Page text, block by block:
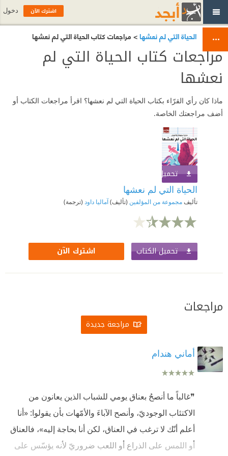
الحياة التي لم نعشها> مراجعات كتاب الحياة التي لم نعشها
مراجعات كتاب الحياة التي لم
نعشها
ماذا كان رأي القرّاء بكتاب الحياة التي لم نعشها؟ اقرأ مراجعات الكتاب أو
أضف مراجعتك الخاصة.
تحميل الكتاب
الحياة التي لم نعشها
تأليفمجموعة من المؤلفين (تأليف)آماليا داود (ترجمة)
تحميل الكتاب اشترك الآن
مراجعات
مراجعة جديدة
أماني هندام
❞غالباً ما أنصحُ بعناق يومي للشباب الذين يعانون من
الاكتئاب الوجوديّ، وأنصح الآباءَ والأمّهات بأن يقولوا: «أنا
أعلم أنّك لا ترغب في العناق، لكن أنا بحاجة إليه»، فالعناق
أو اللمس على الذراع أو اللعب ضروريّ لأنه يؤسّس على
اشترك الآن دخول